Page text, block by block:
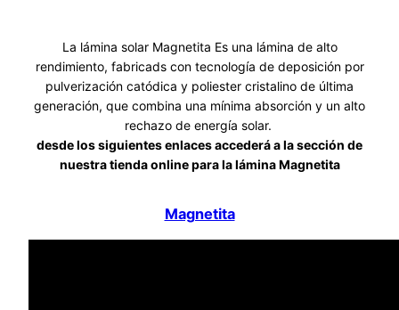
La lámina solar Magnetita Es una lámina de alto
rendimiento, fabricads con tecnología de deposición por
pulverización catódica y poliester cristalino de última
generación, que combina una mínima absorción y un alto
rechazo de energía solar.
desde los siguientes enlaces accederá a la sección de
nuestra tienda online para la lámina Magnetita
Magnetita